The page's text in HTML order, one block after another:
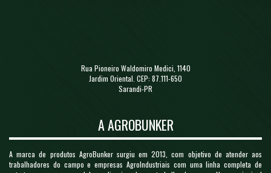
Rua Pioneiro Waldomiro Medici, 1140
Jardim Oriental. CEP: 87.111-650
Sarandi-PR
A AGROBUNKER
A marca de produtos AgroBunker surgiu em 2013, com objetivo de atender aos
trabalhadores do campo e empresas AgroIndustriais com uma linha completa de